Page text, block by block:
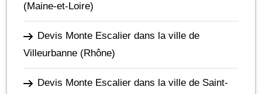
(Maine-et-Loire)
Devis Monte Escalier dans la ville de
Villeurbanne (Rhône)
Devis Monte Escalier dans la ville de Saint-